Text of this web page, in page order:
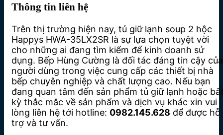
Thông tin liên hệ
Trên thị trường hiện nay, tủ giữ lạnh soup 2 hộc
Happys HWA-35LX2SR là sự lựa chọn tuyệt vời
cho những ai đang tìm kiếm để kinh doanh sử
dụng. Bếp Hùng Cường là đối tác đáng tin cậy của
người dùng trong việc cung cấp các thiết bị nhà
bếp chuyên nghiệp và chất lượng cao. Nếu bạn
đang quan tâm đến sản phẩm tủ giữ lạnh hoặc
kỳ thắc mắc về sản phẩm và dịch vụ khác xin vui
lòng liên hệ tới hotline: 0982.145.628 để được hỗ
trợ và tư vấn.